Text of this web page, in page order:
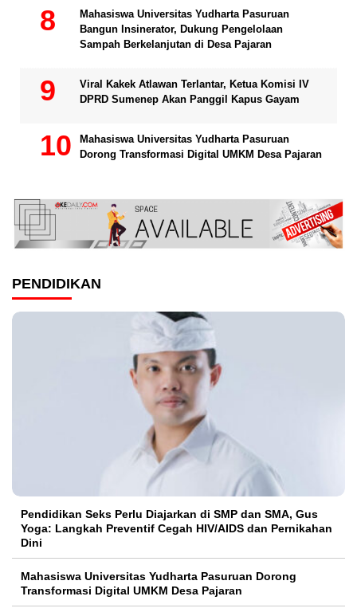
Mahasiswa Universitas Yudharta Pasuruan
Bangun Insinerator, Dukung Pengelolaan
Sampah Berkelanjutan di Desa Pajaran
Viral Kakek Atlawan Terlantar, Ketua Komisi IV
DPRD Sumenep Akan Panggil Kapus Gayam
Mahasiswa Universitas Yudharta Pasuruan
Dorong Transformasi Digital UMKM Desa Pajaran
PENDIDIKAN
Pendidikan Seks Perlu Diajarkan di SMP dan SMA, Gus
Yoga: Langkah Preventif Cegah HIV/AIDS dan Pernikahan
Dini
Mahasiswa Universitas Yudharta Pasuruan Dorong
Transformasi Digital UMKM Desa Pajaran